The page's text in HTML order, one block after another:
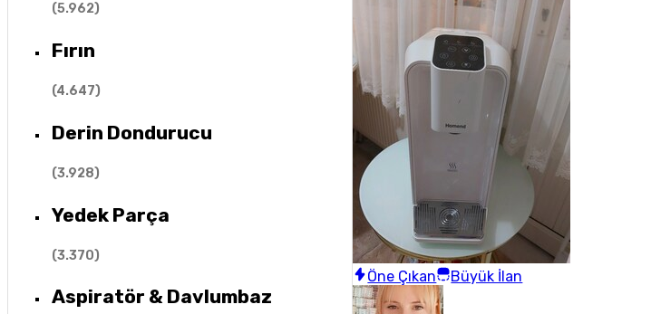
(5.962)
Fırın
(4.647)
Derin Dondurucu
(3.928)
Yedek Parça
(3.370)
Aspiratör & Davlumbaz
Öne Çıkan Büyük İlan